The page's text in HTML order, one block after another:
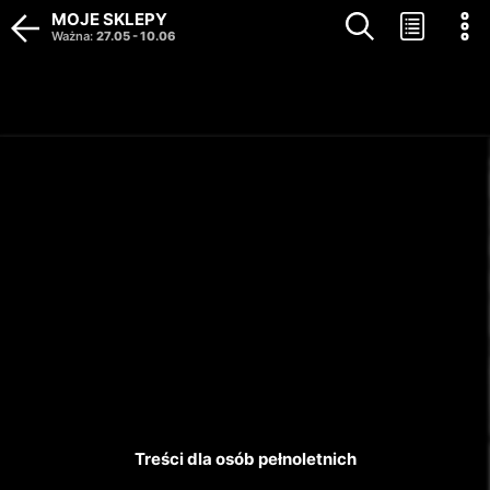
zobaczyć aktualne gazetki
Treści dla osób pełnoletnich
MOJE SKLEPY
Ważna: 27.05-10.06